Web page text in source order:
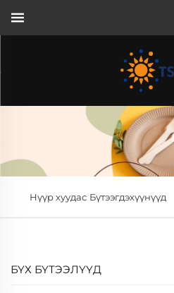
Нүүр хуудас Бүтээгдэхүүнүүд
БҮХ БҮТЭЭЛҮҮД